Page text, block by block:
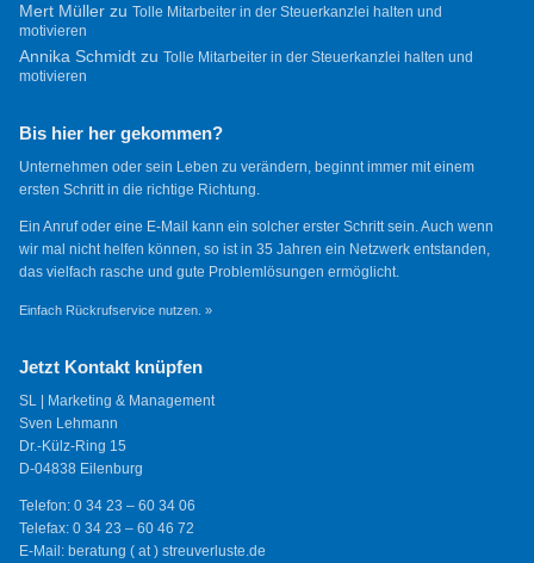
Mert Müllerzu Tolle Mitarbeiter in der Steuerkanzlei halten und
motivieren
Annika Schmidtzu Tolle Mitarbeiter in der Steuerkanzlei halten und
motivieren
Bis hier her gekommen?
Unternehmen oder sein Leben zu verändern, beginnt immer mit einem
ersten Schritt in die richtige Richtung.
Ein Anruf oder eine E-Mail kann ein solcher erster Schritt sein. Auch wenn
wir mal nicht helfen können, so ist in 35 Jahren ein Netzwerk entstanden,
das vielfach rasche und gute Problemlösungen ermöglicht.
Einfach Rückrufservice nutzen. »
Jetzt Kontakt knüpfen
SL | Marketing & Management
Sven Lehmann
Dr.-Külz-Ring 15
D-04838 Eilenburg
Telefon: 0 34 23 – 60 34 06
Telefax: 0 34 23 – 60 46 72
E-Mail: beratung ( at ) streuverluste.de